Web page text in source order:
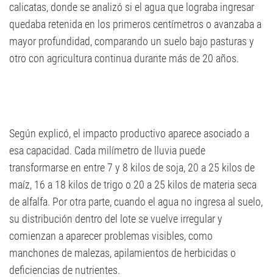
calicatas, donde se analizó si el agua que lograba ingresar
quedaba retenida en los primeros centímetros o avanzaba a
mayor profundidad, comparando un suelo bajo pasturas y
otro con agricultura continua durante más de 20 años.
Según explicó, el impacto productivo aparece asociado a
esa capacidad. Cada milímetro de lluvia puede
transformarse en entre 7 y 8 kilos de soja, 20 a 25 kilos de
maíz, 16 a 18 kilos de trigo o 20 a 25 kilos de materia seca
de alfalfa. Por otra parte, cuando el agua no ingresa al suelo,
su distribución dentro del lote se vuelve irregular y
comienzan a aparecer problemas visibles, como
manchones de malezas, apilamientos de herbicidas o
deficiencias de nutrientes.